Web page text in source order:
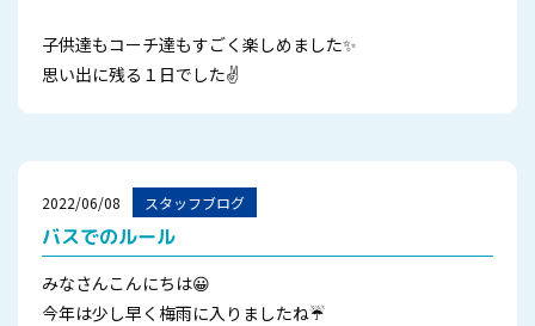
子供達もコーチ達もすごく楽しめました✨
思い出に残る１日でした✌
2022/06/08 スタッフブログ
バスでのルール
みなさんこんにちは😀
今年は少し早く梅雨に入りましたね☔